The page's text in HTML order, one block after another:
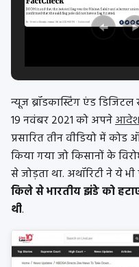
न्यूज ब्रॉडकास्टिंग एंड डिजिटल
19 नवंबर 2021 को अपनेआदेश
प्रसारित तीन वीडियो में
किया गया जो किसानों के
से जोड़ता था. अथॉरिटी ने ये
किले से भारतीय झंडे को
थी.